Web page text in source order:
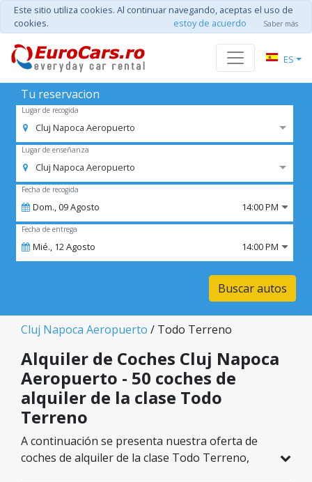
Este sitio utiliza cookies. Al continuar navegando, aceptas el uso de
cookies.
estoy de acuerdo Saber más
ES
Tu reservacion
Lugar de recogida
Cluj Napoca Aeropuerto
Lugar de enseñanza
Cluj Napoca Aeropuerto
Fecha de recogida
Dom.,09Agosto 14:00 PM
Fecha de entrega
Mié., 12Agosto 14:00 PM
Buscar autos
Cluj Napoca Aeropuerto / Todo Terreno
Alquiler de Coches Cluj Napoca
Aeropuerto - 50 coches de
alquiler de la clase Todo
Terreno
A continuación se presenta nuestra oferta de
coches de alquiler de la clase Todo Terreno,